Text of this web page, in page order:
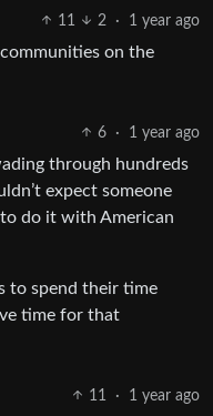
11 2 · 1 year ago
on the
6 · 1 year ago
through hundreds
expect someone
do it with American
to spend their time
time for that
11 · 1 year ago